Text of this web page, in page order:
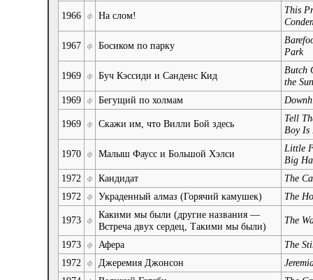
1966 ф На слом!
This
1967 ф Босиком по парку
Park
1969 ф Буч Кэссиди и Санденс Кид
Butch
the
1969
ф Бегущий по холмам
1969 ф Скажи им, что Вилли Бой здесь
Tell
Boy Is
1970 ф Малыш Фаусс и Большой Хэлси
Little
Big
1972
ф Кандидат
The
1972
ф Украденный алмаз (Горячий камушек) The
1973 ф
Какими мы были (другие названия —
Встреча двух сердец, Такими мы были)
The
1973 ф Афера
The
1972
ф Джеремия Джонсон